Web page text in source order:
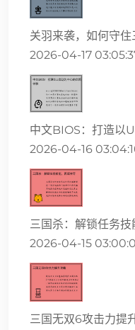
关羽来袭，如何守住
2026-04-17
中文BIOS：打造以
2026-04-16
三国杀：解锁任务
2026-04-15
三国无双6攻击力提